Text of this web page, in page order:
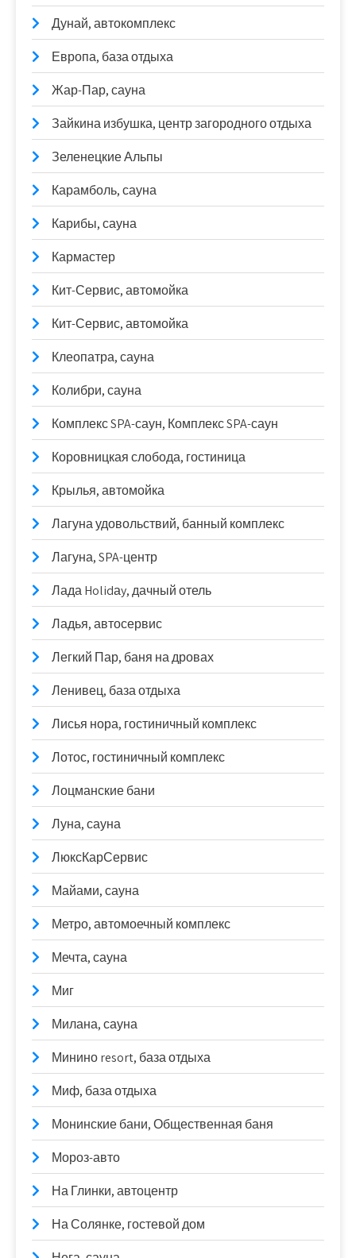
Дунай, автокомплекс
Европа, база отдыха
Жар-Пар, сауна
Зайкина избушка, центр загородного отдыха
Зеленецкие Альпы
Карамболь, сауна
Карибы, сауна
Кармастер
Кит-Сервис, автомойка
Кит-Сервис, автомойка
Клеопатра, сауна
Колибри, сауна
Комплекс SPA-саун, Комплекс SPA-саун
Коровницкая слобода, гостиница
Крылья, автомойка
Лагуна удовольствий, банный комплекс
Лагуна, SPA-центр
Лада Holidаy, дачный отель
Ладья, автосервис
Легкий Пар, баня на дровах
Ленивец, база отдыха
Лисья нора, гостиничный комплекс
Лотос, гостиничный комплекс
Лоцманские бани
Луна, сауна
ЛюксКарСервис
Майами, сауна
Метро, автомоечный комплекс
Мечта, сауна
Миг
Милана, сауна
Минино resort, база отдыха
Миф, база отдыха
Монинские бани, Общественная баня
Мороз-авто
На Глинки, автоцентр
На Солянке, гостевой дом